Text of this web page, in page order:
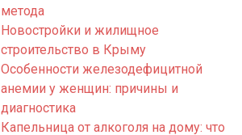
метода
Новостройки и жилищное
строительство в Крыму
Особенности железодефицитной
анемии у женщин: причины и
диагностика
Капельница от алкоголя на дому: что